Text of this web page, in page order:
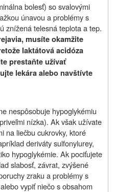
bolesť) so svalovými
únavou a problémy s
znížená telesná teplota a tep.
musíte okamžite
laktátová acidóza
prestaňte užívať
lekára alebo navštívte
nespôsobuje hypoglykémiu
nízka). Ak však užívate
na liečbu cukrovky, ktoré
deriváty sulfonylurey,
hypoglykémie. Ak pociťujete
slabosť, závrat, zvýšené
zraku a problémy s
vypiť niečo s obsahom